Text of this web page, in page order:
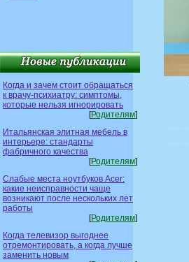
Когда и зачем стоит обращаться
к врачу-психиатру: симптомы,
которые нельзя игнорировать
[Родителям]
Итальянская элитная мебель в
интерьере: стандарты
фабричного качества
[Родителям]
Слабые места ноутбуков Acer:
какие неисправности чаще
возникают после нескольких лет
работы
[Родителям]
Когда телевизор выгоднее
отремонтировать, а когда лучше
заменить новым